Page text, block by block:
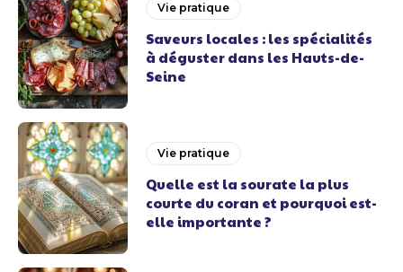
Vie pratique
Saveurs locales : les spécialités
à déguster dans les Hauts-de-
Seine
Vie pratique
Quelle est la sourate la plus
courte du coran et pourquoi est-
elle importante ?